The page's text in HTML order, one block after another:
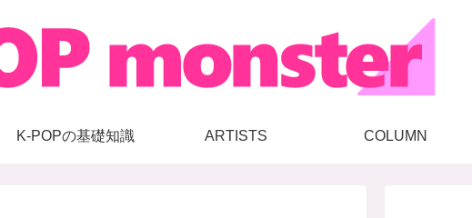
K-POPの基礎知識 ARTISTS COLUMN